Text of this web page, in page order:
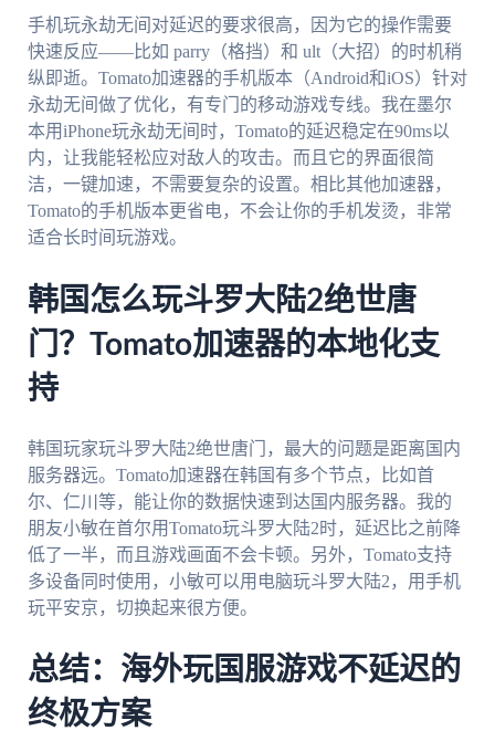
手机玩永劫无间对延迟的要求很高，因为它的操作需要
快速反应——比如 parry（格挡）和 ult（大招）的时机稍
纵即逝。Tomato加速器的手机版本（Android和iOS）针对
永劫无间做了优化，有专门的移动游戏专线。我在墨尔
本用iPhone玩永劫无间时，Tomato的延迟稳定在90ms以
内，让我能轻松应对敌人的攻击。而且它的界面很简
洁，一键加速，不需要复杂的设置。相比其他加速器，
Tomato的手机版本更省电，不会让你的手机发烫，非常
适合长时间玩游戏。
韩国怎么玩斗罗大陆2绝世唐
门？Tomato加速器的本地化支
持
韩国玩家玩斗罗大陆2绝世唐门，最大的问题是距离国内
服务器远。Tomato加速器在韩国有多个节点，比如首
尔、仁川等，能让你的数据快速到达国内服务器。我的
朋友小敏在首尔用Tomato玩斗罗大陆2时，延迟比之前降
低了一半，而且游戏画面不会卡顿。另外，Tomato支持
多设备同时使用，小敏可以用电脑玩斗罗大陆2，用手机
玩平安京，切换起来很方便。
总结：海外玩国服游戏不延迟的
终极方案